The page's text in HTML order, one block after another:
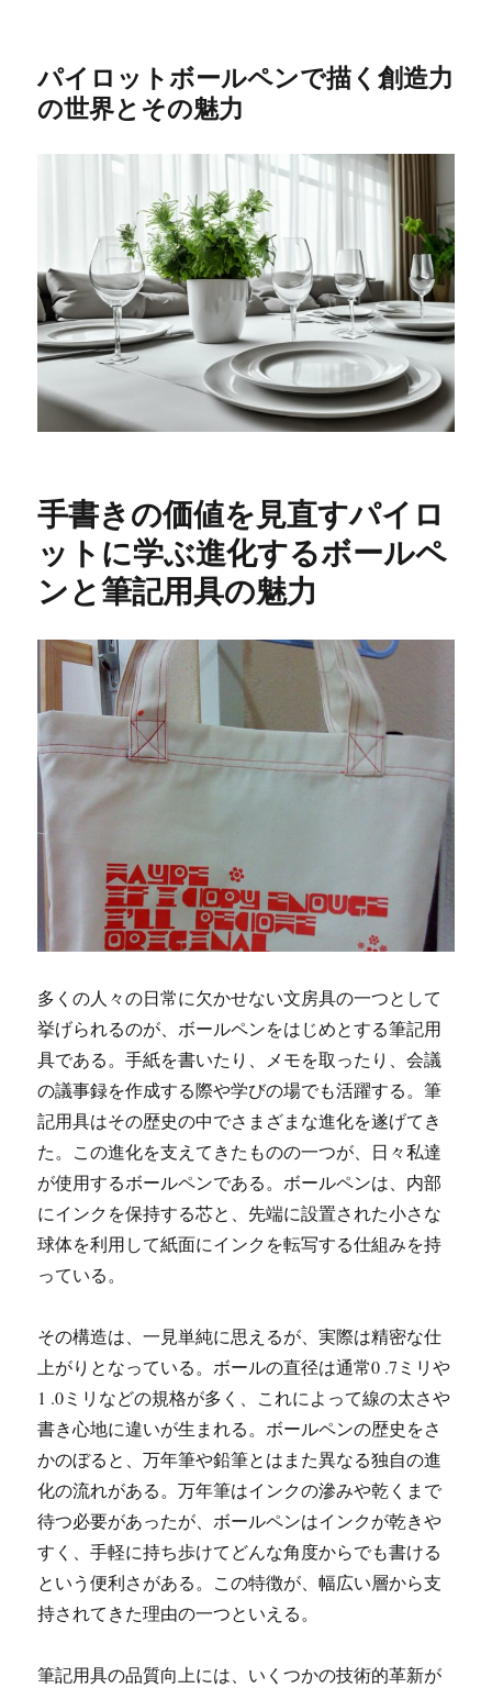
パイロットボールペンで描く創造力
の世界とその魅力
手書きの価値を見直すパイロ
ットに学ぶ進化するボールペ
ンと筆記用具の魅力
多くの人々の日常に欠かせない文房具の一つとして
挙げられるのが、ボールペンをはじめとする筆記用
具である。手紙を書いたり、メモを取ったり、会議
の議事録を作成する際や学びの場でも活躍する。筆
記用具はその歴史の中でさまざまな進化を遂げてき
た。この進化を支えてきたものの一つが、日々私達
が使用するボールペンである。ボールペンは、内部
にインクを保持する芯と、先端に設置された小さな
球体を利用して紙面にインクを転写する仕組みを持
っている。
その構造は、一見単純に思えるが、実際は精密な仕
上がりとなっている。ボールの直径は通常0 .7ミリや
1 .0ミリなどの規格が多く、これによって線の太さや
書き心地に違いが生まれる。ボールペンの歴史をさ
かのぼると、万年筆や鉛筆とはまた異なる独自の進
化の流れがある。万年筆はインクの滲みや乾くまで
待つ必要があったが、ボールペンはインクが乾きや
すく、手軽に持ち歩けてどんな角度からでも書ける
という便利さがある。この特徴が、幅広い層から支
持されてきた理由の一つといえる。
筆記用具の品質向上には、いくつかの技術的革新が